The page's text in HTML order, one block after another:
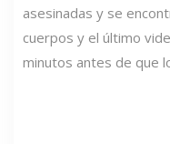
asesinadas y se
cuerpos y el último
minutos antes de que